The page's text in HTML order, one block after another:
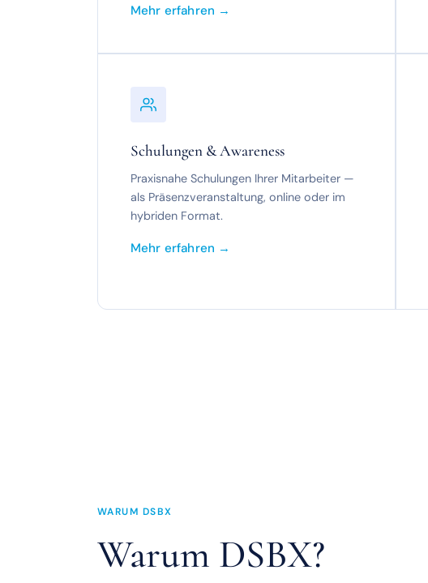
Mehr erfahren →
Schulungen & Awareness
Praxisnahe Schulungen Ihrer Mitarbeiter —
als Präsenzveranstaltung, online oder im
hybriden Format.
Mehr erfahren →
WARUM DSBX
Warum DSBX?